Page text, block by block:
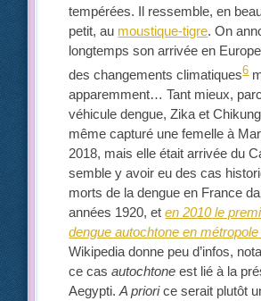
tempérées. Il ressemble, en
petit, au moustique-tigre. On
longtemps son arrivée en
des changements climatiques6
apparemment… Tant mieux,
véhicule dengue, Zika et
même capturé une femelle à
2018, mais elle était arrivée du
semble y avoir eu des cas
morts de la dengue en France
années 1920, eten 2010 le
dengue autochtone en
Wikipedia donne peu d’infos,
ce casautochtone est lié à la
Aegypti.A priorice serait plutôt